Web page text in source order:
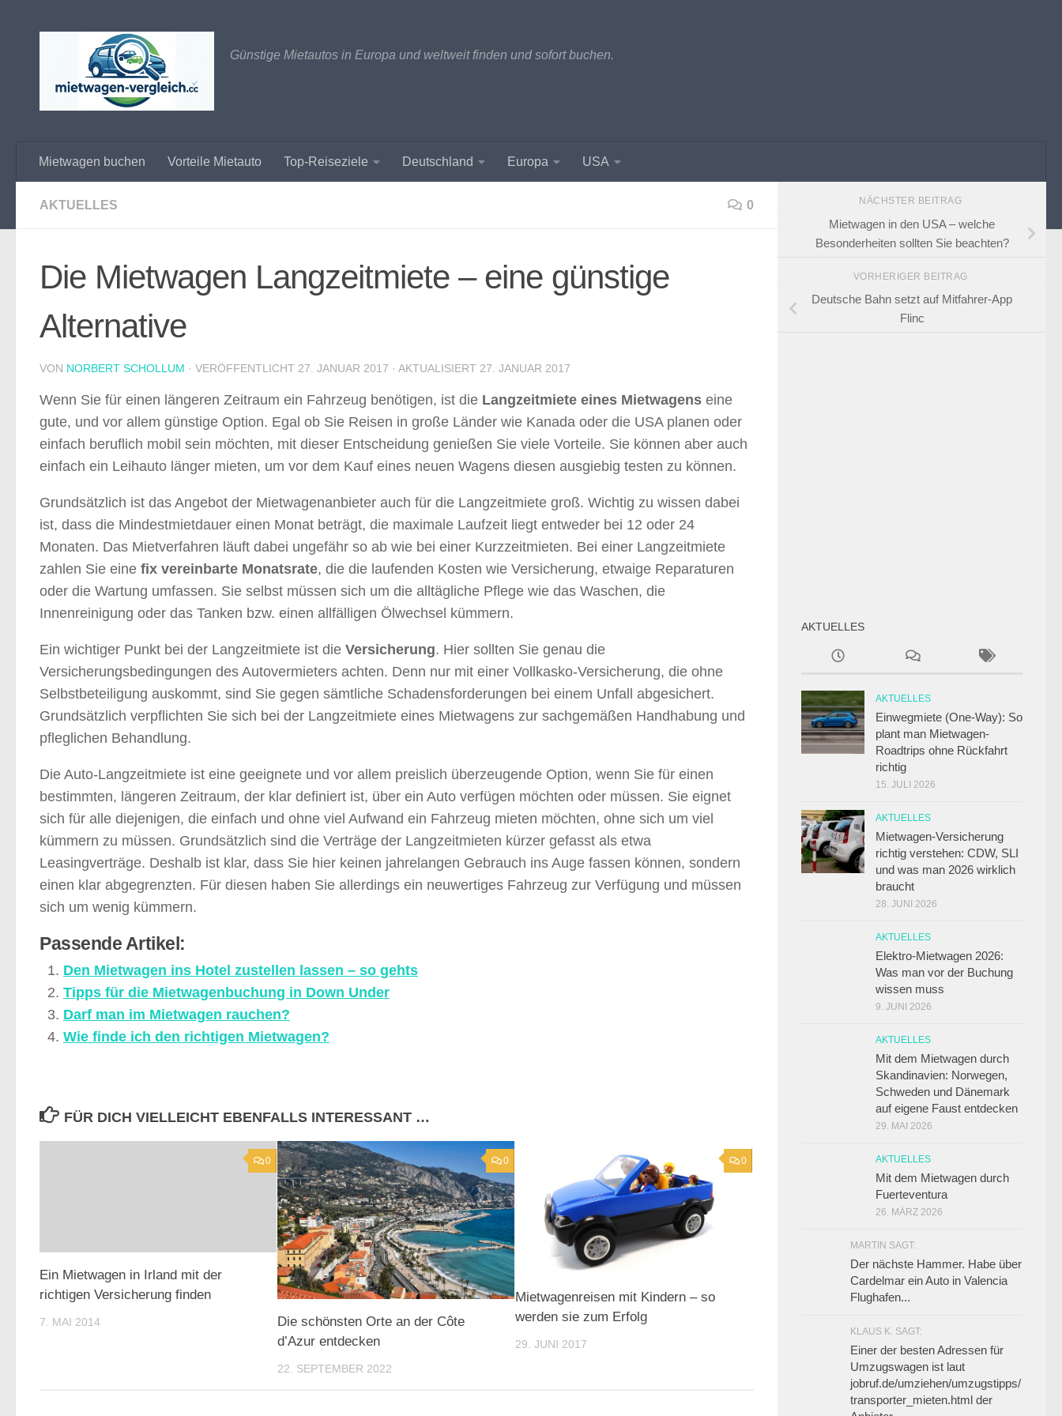
Günstige Mietautos in Europa und weltweit finden und sofort buchen.
Mietwagen buchen Vorteile Mietauto Top-Reiseziele Deutschland Europa USA
AKTUELLES 0
Die Mietwagen Langzeitmiete – eine günstige
Alternative
VON NORBERT SCHOLLUM · VERÖFFENTLICHT 27. JANUAR 2017 · AKTUALISIERT 27. JANUAR 2017
Wenn Sie für einen längeren Zeitraum ein Fahrzeug benötigen, ist die Langzeitmiete eines Mietwagens eine
gute, und vor allem günstige Option. Egal ob Sie Reisen in große Länder wie Kanada oder die USA planen oder
einfach beruflich mobil sein möchten, mit dieser Entscheidung genießen Sie viele Vorteile. Sie können aber auch
einfach ein Leihauto länger mieten, um vor dem Kauf eines neuen Wagens diesen ausgiebig testen zu können.
Grundsätzlich ist das Angebot der Mietwagenanbieter auch für die Langzeitmiete groß. Wichtig zu wissen dabei
ist, dass die Mindestmietdauer einen Monat beträgt, die maximale Laufzeit liegt entweder bei 12 oder 24
Monaten. Das Mietverfahren läuft dabei ungefähr so ab wie bei einer Kurzzeitmieten. Bei einer Langzeitmiete
zahlen Sie eine fix vereinbarte Monatsrate, die die laufenden Kosten wie Versicherung, etwaige Reparaturen
oder die Wartung umfassen. Sie selbst müssen sich um die alltägliche Pflege wie das Waschen, die
Innenreinigung oder das Tanken bzw. einen allfälligen Ölwechsel kümmern.
Ein wichtiger Punkt bei der Langzeitmiete ist die Versicherung. Hier sollten Sie genau die
Versicherungsbedingungen des Autovermieters achten. Denn nur mit einer Vollkasko-Versicherung, die ohne
Selbstbeteiligung auskommt, sind Sie gegen sämtliche Schadensforderungen bei einem Unfall abgesichert.
Grundsätzlich verpflichten Sie sich bei der Langzeitmiete eines Mietwagens zur sachgemäßen Handhabung und
pfleglichen Behandlung.
Die Auto-Langzeitmiete ist eine geeignete und vor allem preislich überzeugende Option, wenn Sie für einen
bestimmten, längeren Zeitraum, der klar definiert ist, über ein Auto verfügen möchten oder müssen. Sie eignet
sich für alle diejenigen, die einfach und ohne viel Aufwand ein Fahrzeug mieten möchten, ohne sich um viel
kümmern zu müssen. Grundsätzlich sind die Verträge der Langzeitmieten kürzer gefasst als etwa
Leasingverträge. Deshalb ist klar, dass Sie hier keinen jahrelangen Gebrauch ins Auge fassen können, sondern
einen klar abgegrenzten. Für diesen haben Sie allerdings ein neuwertiges Fahrzeug zur Verfügung und müssen
sich um wenig kümmern.
Passende Artikel:
Den Mietwagen ins Hotel zustellen lassen – so gehts
Tipps für die Mietwagenbuchung in Down Under
Darf man im Mietwagen rauchen?
Wie finde ich den richtigen Mietwagen?
FÜR DICH VIELLEICHT EBENFALLS INTERESSANT …
0
Ein Mietwagen in Irland mit der
richtigen Versicherung finden
7. MAI 2014
0
Die schönsten Orte an der Côte
d’Azur entdecken
22. SEPTEMBER 2022
0
Mietwagenreisen mit Kindern – so
werden sie zum Erfolg
29. JUNI 2017
NÄCHSTER BEITRAG
Mietwagen in den USA – welche
Besonderheiten sollten Sie beachten?
VORHERIGER BEITRAG
Deutsche Bahn setzt auf Mitfahrer-App
Flinc
AKTUELLES
AKTUELLES
Einwegmiete (One-Way): So
plant man Mietwagen-
Roadtrips ohne Rückfahrt
richtig
15. JULI 2026
AKTUELLES
Mietwagen-Versicherung
richtig verstehen: CDW, SLI
und was man 2026 wirklich
braucht
28. JUNI 2026
AKTUELLES
Elektro-Mietwagen 2026:
Was man vor der Buchung
wissen muss
9. JUNI 2026
AKTUELLES
Mit dem Mietwagen durch
Skandinavien: Norwegen,
Schweden und Dänemark
auf eigene Faust entdecken
29. MAI 2026
AKTUELLES
Mit dem Mietwagen durch
Fuerteventura
26. MÄRZ 2026
MARTIN SAGT:
Der nächste Hammer. Habe über
Cardelmar ein Auto in Valencia
Flughafen...
KLAUS K. SAGT:
Einer der besten Adressen für
Umzugswagen ist laut
jobruf.de/umziehen/umzugstipps/
transporter_mieten.html der